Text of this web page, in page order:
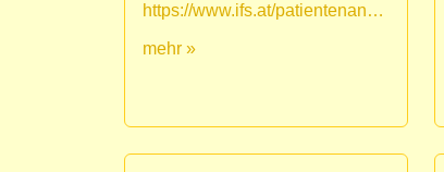
https://www.ifs.at/patientenanwaltschaft.html
mehr »